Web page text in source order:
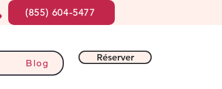
Blog
Réserver
(855) 604-5477